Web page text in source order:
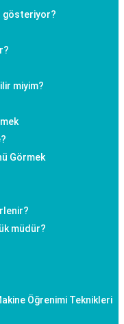
gösteriyor?
miyim?
Görmek
müdür?
Öğrenimi Teknikleri